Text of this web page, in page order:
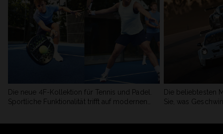
Die neue 4F-Kollektion für Tennis und Padel.
Sportliche Funktionalität trifft auf modernen
Die beliebtesten
Sie, was